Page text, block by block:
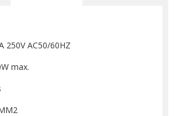
250V AC50/60HZ
max.